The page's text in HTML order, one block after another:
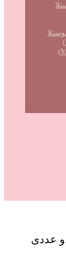
330 میل دو عددی